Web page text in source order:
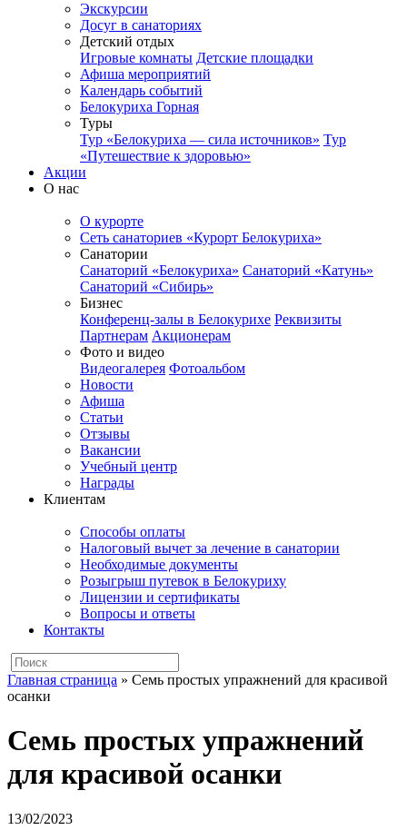
Экскурсии
Досуг в санаториях
Детский отдых
Игровые комнаты Детские площадки
Афиша мероприятий
Календарь событий
Белокуриха Горная
Туры
Тур «Белокуриха — сила источников» Тур
«Путешествие к здоровью»
Акции
О нас
О курорте
Сеть санаториев «Курорт Белокуриха»
Санатории
Санаторий «Белокуриха» Санаторий «Катунь»
Санаторий «Сибирь»
Бизнес
Конференц-залы в Белокурихе Реквизиты
Партнерам Акционерам
Фото и видео
Видеогалерея Фотоальбом
Новости
Афиша
Статьи
Отзывы
Вакансии
Учебный центр
Награды
Клиентам
Способы оплаты
Налоговый вычет за лечение в санатории
Необходимые документы
Розыгрыш путевок в Белокуриху
Лицензии и сертификаты
Вопросы и ответы
Контакты
Главная страница » Семь простых упражнений для красивой
осанки
Семь простых упражнений
для красивой осанки
13/02/2023